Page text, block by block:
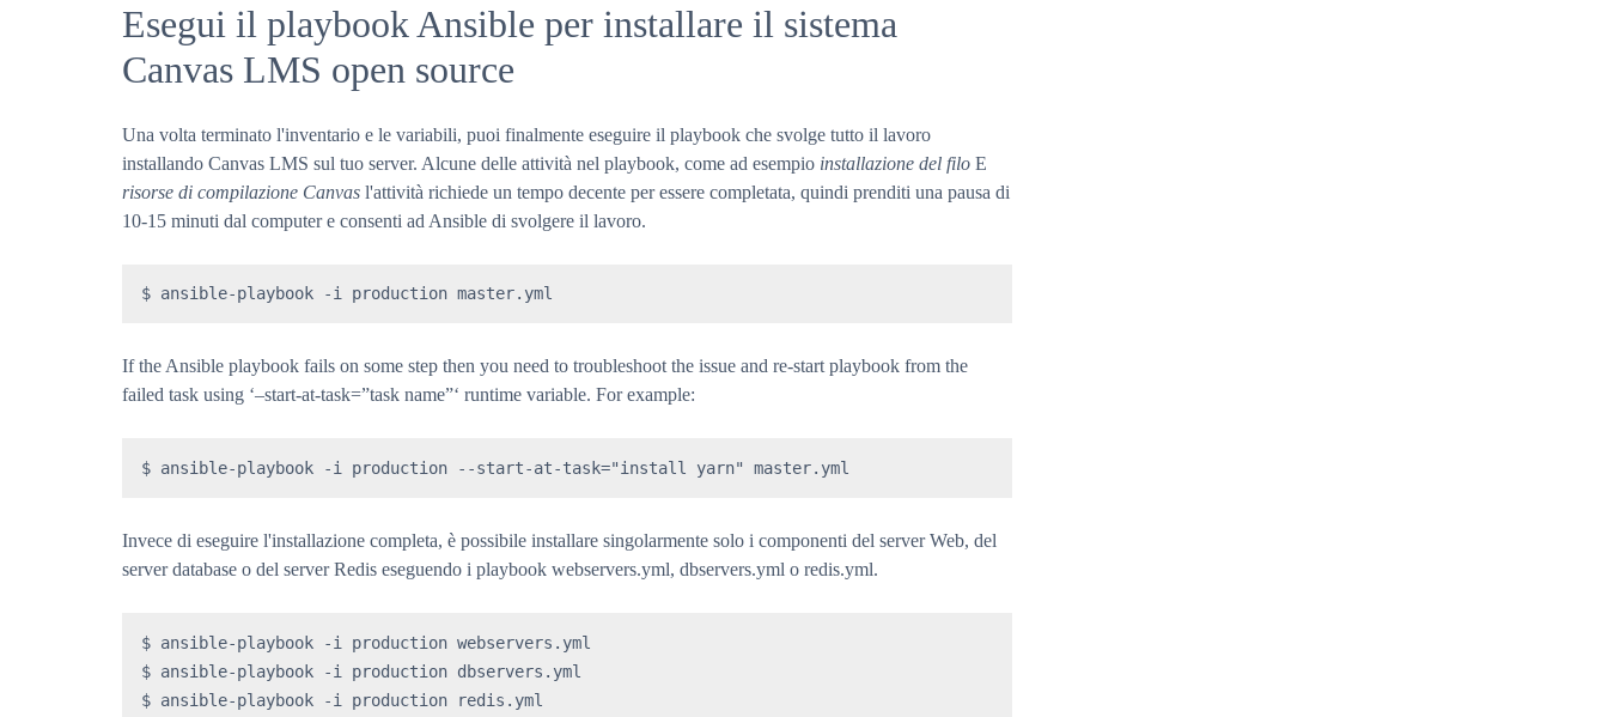
Esegui il playbook Ansible per installare il sistema
Canvas LMS open source
Una volta terminato l'inventario e le variabili, puoi finalmente eseguire il playbook che svolge tutto il lavoro
installando Canvas LMS sul tuo server. Alcune delle attività nel playbook, come ad esempio installazione del filo E
risorse di compilazione Canvas l'attività richiede un tempo decente per essere completata, quindi prenditi una pausa di
10-15 minuti dal computer e consenti ad Ansible di svolgere il lavoro.
$ ansible-playbook -i production master.yml
If the Ansible playbook fails on some step then you need to troubleshoot the issue and re-start playbook from the
failed task using ‘–start-at-task=”task name”‘ runtime variable. For example:
$ ansible-playbook -i production --start-at-task="install yarn" master.yml
Invece di eseguire l'installazione completa, è possibile installare singolarmente solo i componenti del server Web, del
server database o del server Redis eseguendo i playbook webservers.yml, dbservers.yml o redis.yml.
$ ansible-playbook -i production webservers.yml
$ ansible-playbook -i production dbservers.yml
$ ansible-playbook -i production redis.yml